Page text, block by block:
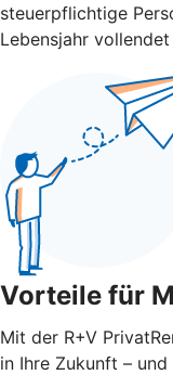
steuerpflichtige
Lebensjahr
Vorteile für
Mit der R+V
in Ihre Zukunft –